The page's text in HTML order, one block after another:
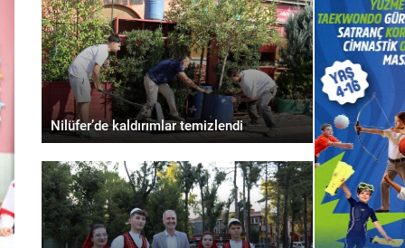
Nilüfer’de kaldırımlar temizlendi